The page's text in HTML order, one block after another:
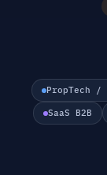
PropTech
SaaS B2B